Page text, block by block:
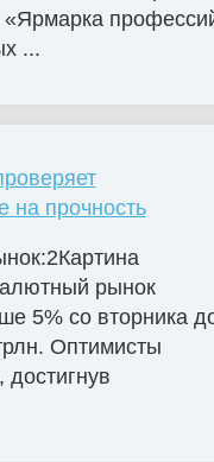
«Ярмарка
...
на прочность
рынок
5% со вторника
Оптимисты
достигнув